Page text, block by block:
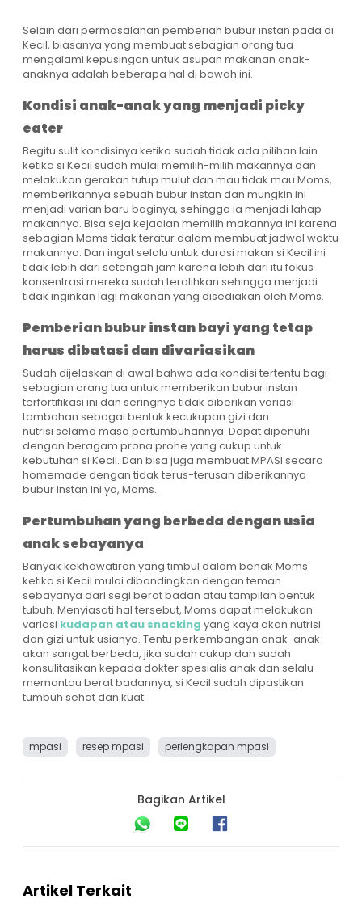
Selain dari permasalahan pemberian bubur instan pada di
Kecil, biasanya yang membuat sebagian orang tua
mengalami kepusingan untuk asupan makanan anak-
anaknya adalah beberapa hal di bawah ini.
Kondisi anak-anak yang menjadi picky
eater
Begitu sulit kondisinya ketika sudah tidak ada pilihan lain
ketika si Kecil sudah mulai memilih-milih makannya dan
melakukan gerakan tutup mulut dan mau tidak mau Moms,
memberikannya sebuah bubur instan dan mungkin ini
menjadi varian baru baginya, sehingga ia menjadi lahap
makannya. Bisa seja kejadian memilih makannya ini karena
sebagian Moms tidak teratur dalam membuat jadwal waktu
makannya. Dan ingat selalu untuk durasi makan si Kecil ini
tidak lebih dari setengah jam karena lebih dari itu fokus
konsentrasi mereka sudah teralihkan sehingga menjadi
tidak inginkan lagi makanan yang disediakan oleh Moms.
Pemberian bubur instan bayi yang tetap
harus dibatasi dan divariasikan
Sudah dijelaskan di awal bahwa ada kondisi tertentu bagi
sebagian orang tua untuk memberikan bubur instan
terfortifikasi ini dan seringnya tidak diberikan variasi
tambahan sebagai bentuk kecukupan gizi dan
nutrisi selama masa pertumbuhannya. Dapat dipenuhi
dengan beragam prona prohe yang cukup untuk
kebutuhan si Kecil. Dan bisa juga membuat MPASI secara
homemade dengan tidak terus-terusan diberikannya
bubur instan ini ya, Moms.
Pertumbuhan yang berbeda dengan usia
anak sebayanya
Banyak kekhawatiran yang timbul dalam benak Moms
ketika si Kecil mulai dibandingkan dengan teman
sebayanya dari segi berat badan atau tampilan bentuk
tubuh. Menyiasati hal tersebut, Moms dapat melakukan
variasi kudapan atau snacking yang kaya akan nutrisi
dan gizi untuk usianya. Tentu perkembangan anak-anak
akan sangat berbeda, jika sudah cukup dan sudah
konsulitasikan kepada dokter spesialis anak dan selalu
memantau berat badannya, si Kecil sudah dipastikan
tumbuh sehat dan kuat.
mpasi resep mpasi perlengkapan mpasi
Bagikan Artikel
Artikel Terkait